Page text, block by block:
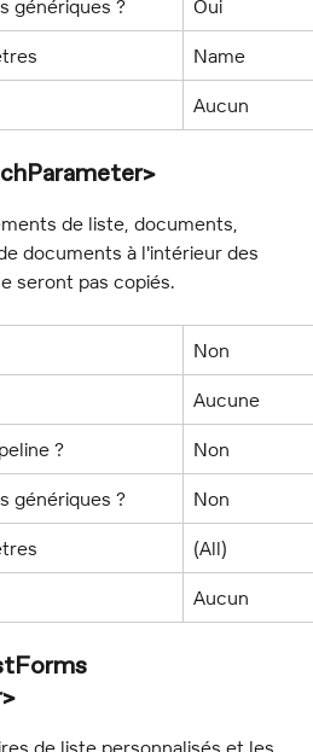
génériques ? Oui
Name
Aucun
de liste, documents,
documents à l'intérieur des
seront pas copiés.
Non
Aucune
? Non
génériques ? Non
(All)
Aucun
de liste personnalisés et les